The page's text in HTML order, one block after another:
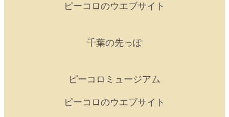
ピーコロのウエブサイト
千葉の先っぽ
ピーコロミュージアム
ピーコロのウエブサイト